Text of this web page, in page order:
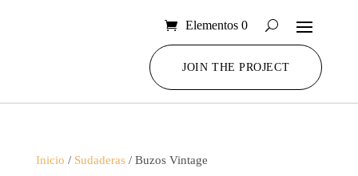
Elementos 0
JOIN THE PROJECT
Inicio / Sudaderas/ Buzos Vintage